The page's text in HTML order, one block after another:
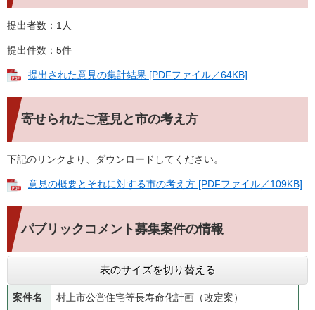
提出者数：1人
提出件数：5件
提出された意見の集計結果 [PDFファイル／64KB]
寄せられたご意見と市の考え方
下記のリンクより、ダウンロードしてください。
意見の概要とそれに対する市の考え方 [PDFファイル／109KB]
パブリックコメント募集案件の情報
表のサイズを切り替える
案件名 村上市公営住宅等長寿命化計画（改定案）